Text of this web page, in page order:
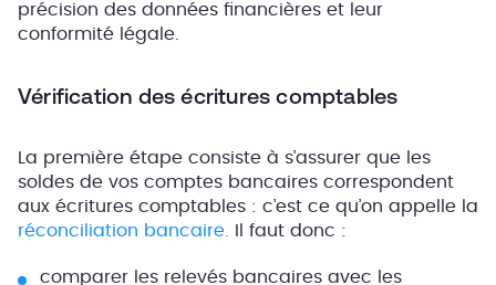
précision des données financières et leur
conformité légale.
Vérification des écritures comptables
La première étape consiste à s’assurer que les
soldes de vos comptes bancaires correspondent
aux écritures comptables : c’est ce qu’on appelle la
réconciliation bancaire. Il faut donc :
comparer les relevés bancaires avec les